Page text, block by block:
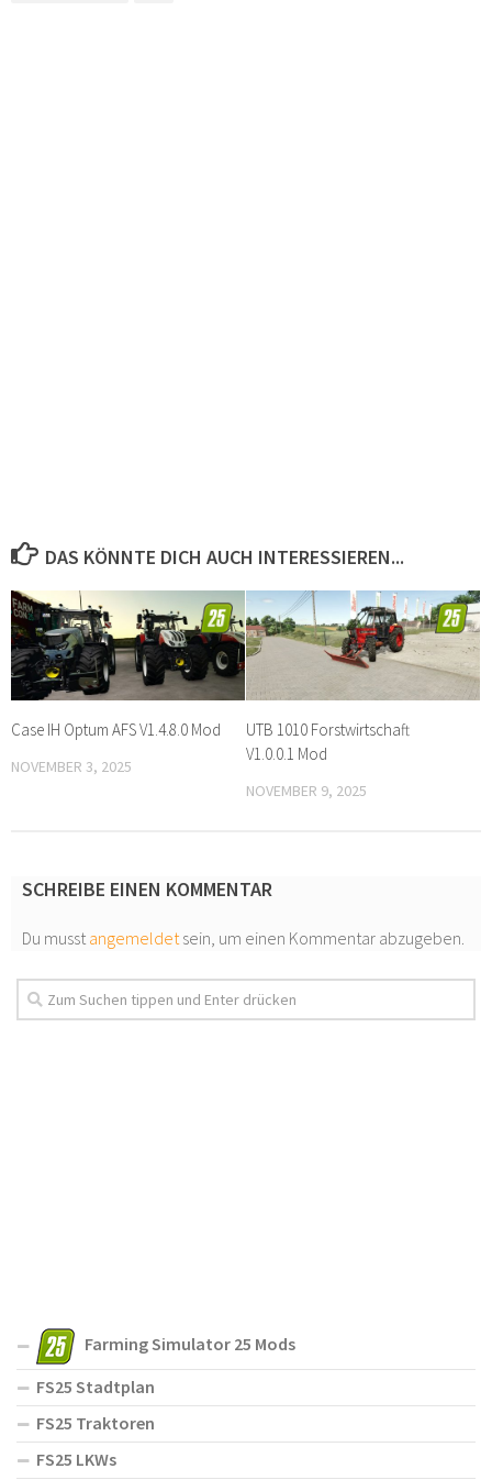
DAS KÖNNTE DICH AUCH INTERESSIEREN...
Case IH Optum AFS V1.4.8.0 Mod
NOVEMBER 3, 2025
UTB 1010 Forstwirtschaft
V1.0.0.1 Mod
NOVEMBER 9, 2025
SCHREIBE EINEN KOMMENTAR
Du musstangemeldetsein, um einen Kommentar abzugeben.
Farming Simulator 25 Mods
FS25 Stadtplan
FS25 Traktoren
FS25 LKWs